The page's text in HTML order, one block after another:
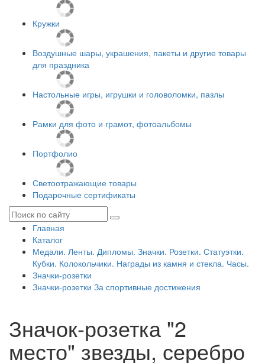
Кружки
Воздушные шары, украшения, пакеты и другие товары
для праздника
Настольные игры, игрушки и головоломки, пазлы
Рамки для фото и грамот, фотоальбомы
Портфолио
Светоотражающие товары
Подарочные сертификаты
Главная
Каталог
Медали. Ленты. Дипломы. Значки. Розетки. Статуэтки.
Кубки. Колокольчики. Награды из камня и стекла. Часы.
Значки-розетки
Значки-розетки За спортивные достижения
Значок-розетка "2
место" звезды, серебро